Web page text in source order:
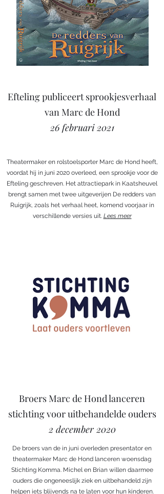
Efteling publiceert sprookjesverhaal
van Marc de Hond
26 februari 2021
Theatermaker en rolstoelsporter Marc de Hond heeft,
voordat hij in juni 2020 overleed, een sprookje voor de
Efteling geschreven. Het attractiepark in Kaatsheuvel
brengt samen met twee uitgeverijen De redders van
Ruigrijk, zoals het verhaal heet, komend voorjaar in
verschillende versies uit. Lees meer
Broers Marc de Hond lanceren
stichting voor uitbehandelde ouders
2 december 2020
De broers van de in juni overleden presentator en
theatermaker Marc de Hond lanceren woensdag
Stichting Komma. Michel en Brian willen daarmee
ouders die ongeneeslijk ziek en uitbehandeld zijn
helpen iets blijvends na te laten voor hun kinderen.